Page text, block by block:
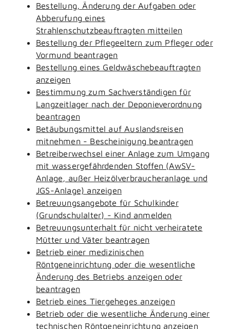
Bestellung, Änderung der Aufgaben oder
Abberufung eines
Strahlenschutzbeauftragten mitteilen
Bestellung der Pflegeeltern zum Pfleger oder
Vormund beantragen
Bestellung eines Geldwäschebeauftragten
anzeigen
Bestimmung zum Sachverständigen für
Langzeitlager nach der Deponieverordnung
beantragen
Betäubungsmittel auf Auslandsreisen
mitnehmen - Bescheinigung beantragen
Betreiberwechsel einer Anlage zum Umgang
mit wassergefährdenden Stoffen (AwSV-
Anlage, außer Heizölverbraucheranlage und
JGS-Anlage) anzeigen
Betreuungsangebote für Schulkinder
(Grundschulalter) - Kind anmelden
Betreuungsunterhalt für nicht verheiratete
Mütter und Väter beantragen
Betrieb einer medizinischen
Röntgeneinrichtung oder die wesentliche
Änderung des Betriebs anzeigen oder
beantragen
Betrieb eines Tiergeheges anzeigen
Betrieb oder die wesentliche Änderung einer
technischen Röntgeneinrichtung anzeigen